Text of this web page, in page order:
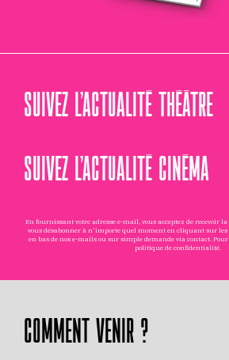
SUIVEZ L’ACTUALITÉ THÉÂTRE
SUIVEZ L’ACTUALITÉ CINÉMA
En fournissant votre adresse e-mail, vous acceptez de recevoir
vous désabonner à n'importe quel moment en cliquant sur les
en bas de nos e-mails ou sur simple demande via contact .
politique de confidentialité.
COMMENT VENIR ?